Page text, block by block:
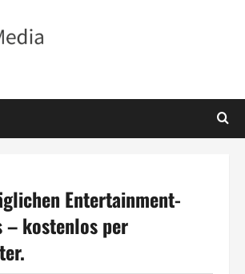
Entertainment-
– kostenlos per